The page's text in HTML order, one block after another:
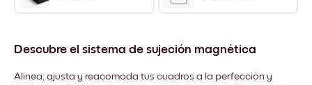
Descubre el sistema de sujeción magnética
Alinea, ajusta y reacomoda tus cuadros a la perfección y